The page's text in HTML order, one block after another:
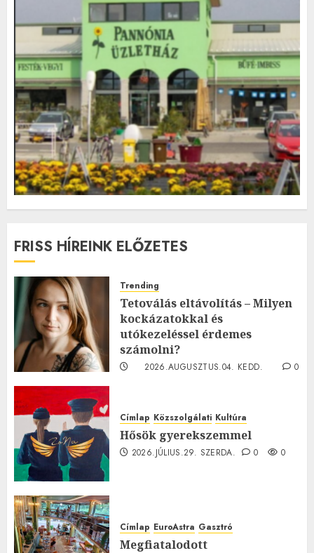
FRISS HÍREINK ELŐZETES
Trending
Tetoválás eltávolítás – Milyen
kockázatokkal és
utókezeléssel érdemes
számolni?
2026.AUGUSZTUS.04. KEDD.
0
Címlap Közszolgálati Kultúra
Hősök gyerekszemmel
2026.JÚLIUS.29. SZERDA. 0 0
Címlap EuroAstra Gasztró
Megfiatalodott